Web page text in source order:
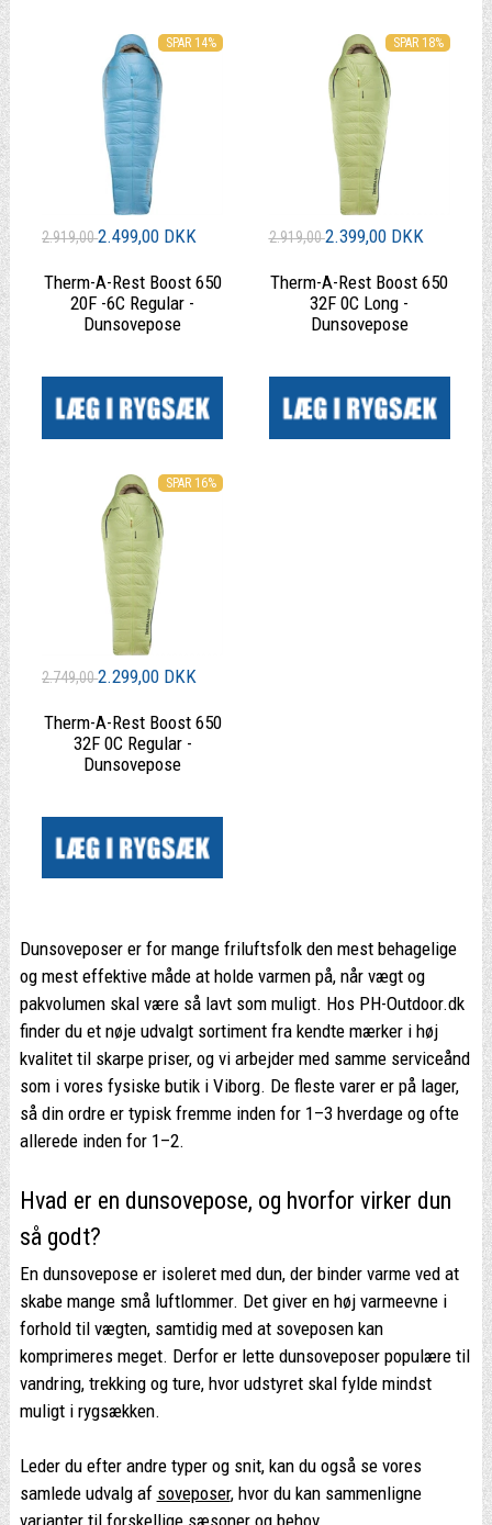
SPAR 14%
2.919,002.499,00 DKK
Therm-A-Rest Boost 650
20F -6C Regular -
Dunsovepose
SPAR 18%
2.919,002.399,00 DKK
Therm-A-Rest Boost 650
32F 0C Long -
Dunsovepose
SPAR 16%
2.749,002.299,00 DKK
Therm-A-Rest Boost 650
32F 0C Regular -
Dunsovepose
Dunsoveposer er for mange friluftsfolk den mest behagelige
og mest effektive måde at holde varmen på, når vægt og
pakvolumen skal være så lavt som muligt. Hos PH-Outdoor.dk
finder du et nøje udvalgt sortiment fra kendte mærker i høj
kvalitet til skarpe priser, og vi arbejder med samme serviceånd
som i vores fysiske butik i Viborg. De fleste varer er på lager,
så din ordre er typisk fremme inden for 1–3 hverdage og ofte
allerede inden for 1–2.
Hvad er en dunsovepose, og hvorfor virker dun
så godt?
En dunsovepose er isoleret med dun, der binder varme ved at
skabe mange små luftlommer. Det giver en høj varmeevne i
forhold til vægten, samtidig med at soveposen kan
komprimeres meget. Derfor er lette dunsoveposer populære til
vandring, trekking og ture, hvor udstyret skal fylde mindst
muligt i rygsækken.
Leder du efter andre typer og snit, kan du også se vores
samlede udvalg af soveposer, hvor du kan sammenligne
varianter til forskellige sæsoner og behov.